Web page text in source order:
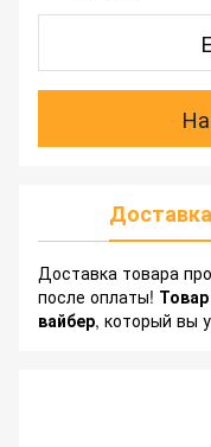
Доставка
Доставка товара
после оплаты!
вайбер, который вы